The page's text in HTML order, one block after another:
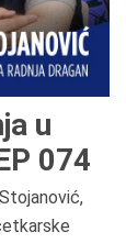
u
074